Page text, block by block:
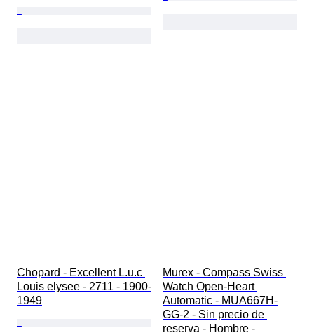
Chopard - Excellent L.u.c
Louis elysee - 2711 - 1900-
1949
Murex - Compass Swiss
Watch Open-Heart
Automatic - MUA667H-
GG-2 - Sin precio de
reserva - Hombre -